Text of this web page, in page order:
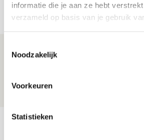
informatie die je aan ze hebt
verzameld op basis van je gebruik
Noodzakelijk
Voorkeuren
Statistieken
Net binnen //
Drie dingen die je moet
Míchels elf: met welke